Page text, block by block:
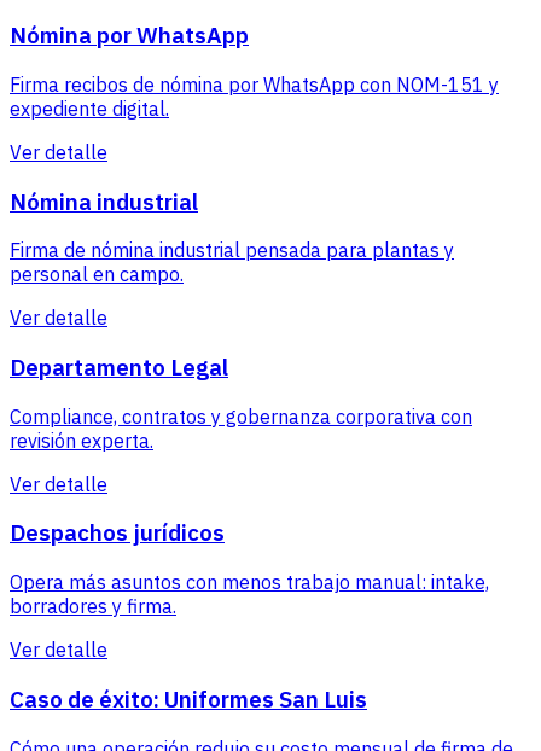
Nómina por WhatsApp
Firma recibos de nómina por WhatsApp con NOM-151 y
expediente digital.
Ver detalle
Nómina industrial
Firma de nómina industrial pensada para plantas y
personal en campo.
Ver detalle
Departamento Legal
Compliance, contratos y gobernanza corporativa con
revisión experta.
Ver detalle
Despachos jurídicos
Opera más asuntos con menos trabajo manual: intake,
borradores y firma.
Ver detalle
Caso de éxito: Uniformes San Luis